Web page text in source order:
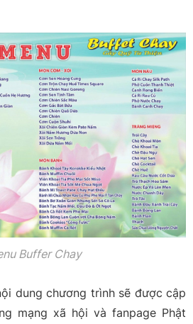
Buffer Chay
dung chương trình sẽ được cập
mạng xã hội và fanpage Phật